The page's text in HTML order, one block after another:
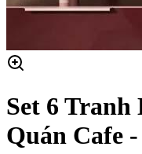
Set 6 Tranh
Quán Cafe